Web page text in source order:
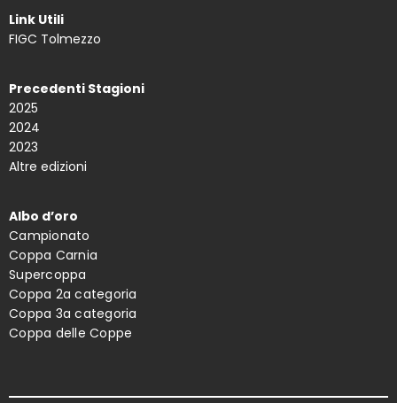
Link Utili
FIGC Tolmezzo
Precedenti Stagioni
2025
2024
2023
Altre edizioni
Albo d’oro
Campionato
Coppa Carnia
Supercoppa
Coppa 2a categoria
Coppa 3a categoria
Coppa delle Coppe